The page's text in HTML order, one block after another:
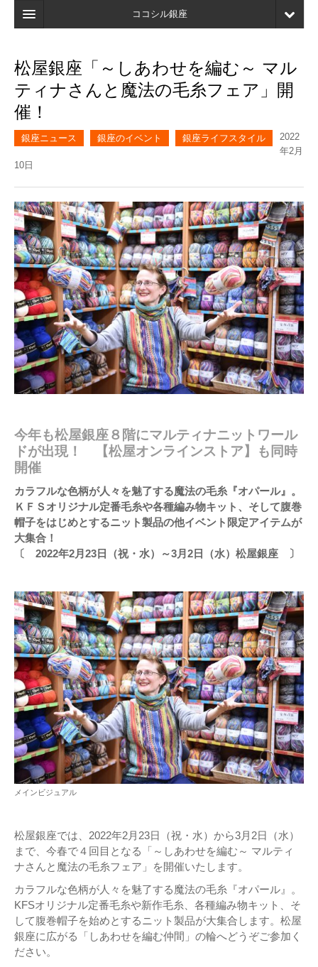
ココシル銀座
検索
店舗・施設最新情報
口コミ
ブックマーク
松屋銀座「～しあわせを編む～ マル
ティナさんと魔法の毛糸フェア」開
催！
銀座ニュース 銀座のイベント 銀座ライフスタイル
2022
年2月
10日
今年も松屋銀座８階にマルティナニットワール
ドが出現！ 【松屋オンラインストア】も同時
開催
カラフルな色柄が人々を魅了する魔法の毛糸『オパール』。
ＫＦＳオリジナル定番毛糸や各種編み物キット、そして腹巻
帽子をはじめとするニット製品の他イベント限定アイテムが
大集合！
〔 2022年2月23日（祝・水）～3月2日（水）松屋銀座 〕
メインビジュアル
松屋銀座では、2022年2月23日（祝・水）から3月2日（水）
まで、今春で４回目となる「～しあわせを編む～ マルティ
ナさんと魔法の毛糸フェア」を開催いたします。
カラフルな色柄が人々を魅了する魔法の毛糸『オパール』。
KFSオリジナル定番毛糸や新作毛糸、各種編み物キット、そ
して腹巻帽子を始めとするニット製品が大集合します。松屋
銀座に広がる「しあわせを編む仲間」の輪へどうぞご参加く
ださい。